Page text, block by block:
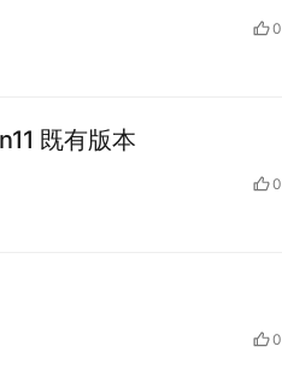
0
既有版本
0
0